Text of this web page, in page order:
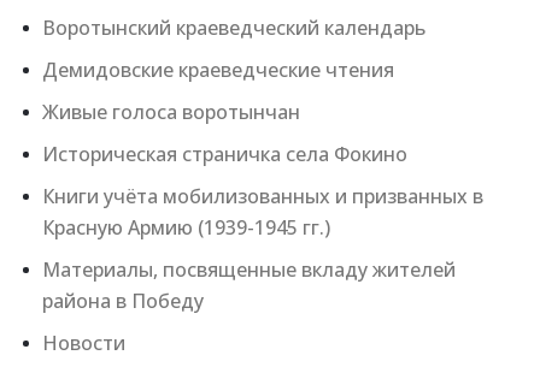
Воротынский краеведческий календарь
Демидовские краеведческие чтения
Живые голоса воротынчан
Историческая страничка села Фокино
Книги учёта мобилизованных и призванных в
Красную Армию (1939-1945 гг.)
Материалы, посвященные вкладу жителей
района в Победу
Новости